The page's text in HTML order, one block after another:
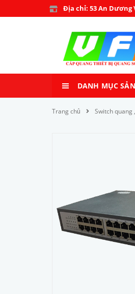
Địa chỉ: 53 An Dương
DANH MỤC
Trang chủ Switch quang